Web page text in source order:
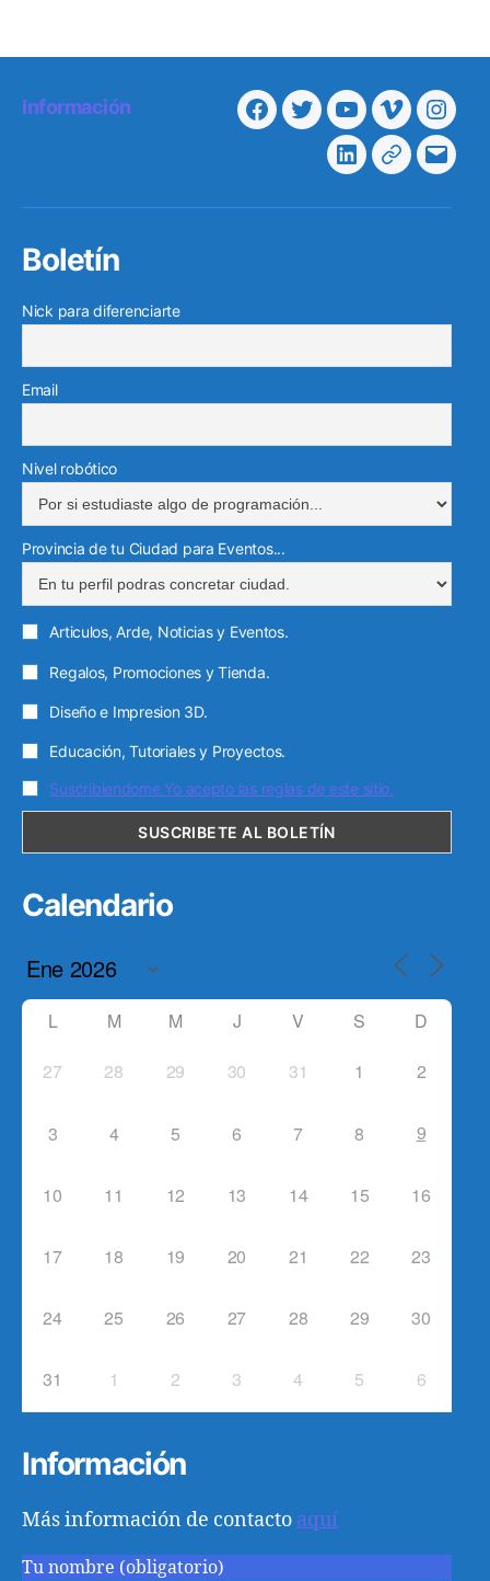
Información
Facebook
TwitterYoutubeVimeo
LinkedinTelegram
Boletín
Nick para diferenciarte
Email
Nivel robótico
Provincia de tu Ciudad para Eventos...
Articulos, Arde, Noticias y Eventos.
Regalos, Promociones y Tienda.
Diseño e Impresion 3D.
Educación, Tutoriales y Proyectos.
Suscribiendome Yo acepto las reglas de este sitio.
Calendario
L M M J V S D
27 28 29 30 31 1 2
3 4 5 6 7 8 9
10 11 12 13 14 15 16
17 18 19 20 21 22 23
24 25 26 27 28 29 30
31 1 2 3 4 5 6
Información
Más información de contacto aquí
Tu nombre (obligatorio)